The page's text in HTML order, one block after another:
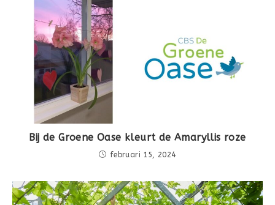
Bij de Groene Oase kleurt de Amaryllis roze
februari 15, 2024